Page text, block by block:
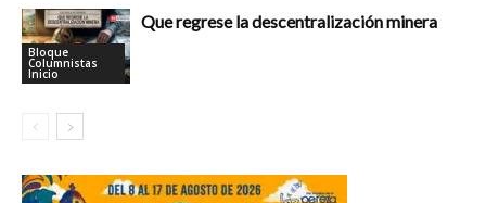
Bloque
Columnistas
Inicio
Que regrese la descentralización minera